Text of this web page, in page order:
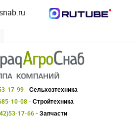
17-99- Сельхозтехника
10-08- Стройтехника
17-66- Запчасти